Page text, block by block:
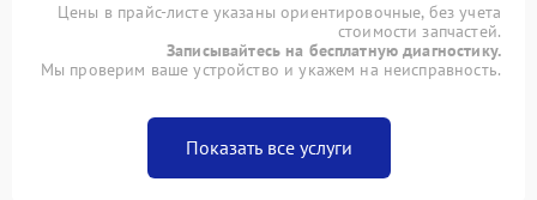
Цены в прайс-листе указаны ориентировочные, без учета
стоимости запчастей.
Записывайтесь на бесплатную диагностику.
Мы проверим ваше устройство и укажем на неисправность.
Показать все услуги